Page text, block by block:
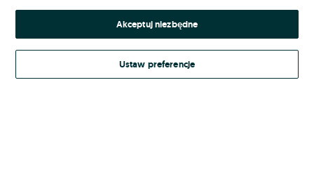
Zaloguj się
Kontynuując za pośrednictwem jednego z dostawców wskazanych powyżej,
Regulamin serwisuOLX.pl w jego aktualnym brzmieniu.
Akceptuj niezbędne
Ustaw preferencje